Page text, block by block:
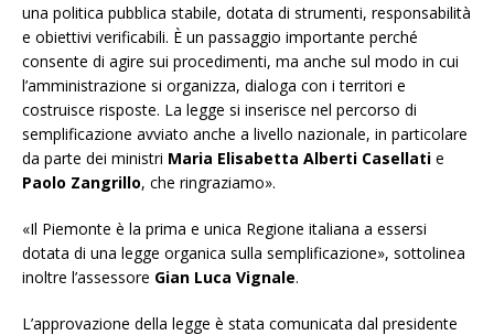
una politica pubblica stabile, dotata di strumenti, responsabilità
e obiettivi verificabili. È un passaggio importante perché
consente di agire sui procedimenti, ma anche sul modo in cui
l’amministrazione si organizza, dialoga con i territori e
costruisce risposte. La legge si inserisce nel percorso di
semplificazione avviato anche a livello nazionale, in particolare
da parte dei ministri Maria Elisabetta Alberti Casellati e
Paolo Zangrillo, che ringraziamo».
«Il Piemonte è la prima e unica Regione italiana a essersi
dotata di una legge organica sulla semplificazione», sottolinea
inoltre l’assessore Gian Luca Vignale.
L’approvazione della legge è stata comunicata dal presidente